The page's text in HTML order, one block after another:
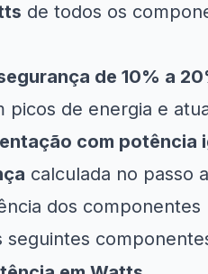
de todos os
de 10% a
picos de energia e
com
calculada no passo
dos componentes